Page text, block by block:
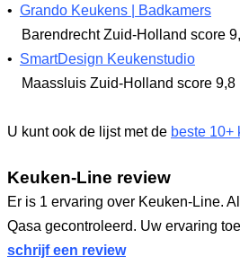
• Grando Keukens | Badkamers
Barendrecht Zuid-Holland score
• SmartDesign Keukenstudio
Maassluis Zuid-Holland score 9,8
U kunt ook de lijst met de beste 10+
Keuken-Line review
Er is 1 ervaring over Keuken-Line.
Qasa gecontroleerd. Uw ervaring
schrijf een review